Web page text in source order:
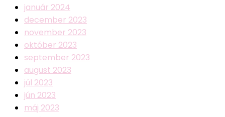
január 2024
december 2023
november 2023
október 2023
september 2023
august 2023
júl 2023
jún 2023
máj 2023